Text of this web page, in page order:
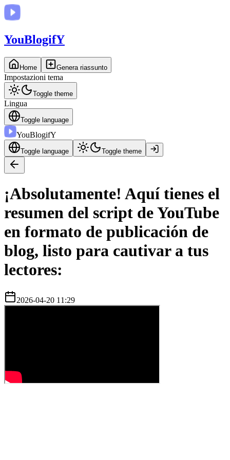
YouBlogifY
Home Genera riassunto
Impostazioni tema
Toggle theme
Lingua
Toggle language
YouBlogifY
Toggle language Toggle theme
¡Absolutamente! Aquí tienes el
resumen del script de YouTube
en formato de publicación de
blog, listo para cautivar a tus
lectores:
2026-04-20 11:29